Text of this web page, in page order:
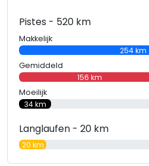
Pistes - 520 km
Makkelijk
254 km
Gemiddeld
156 km
Moeilijk
34 km
Langlaufen - 20 km
20 km